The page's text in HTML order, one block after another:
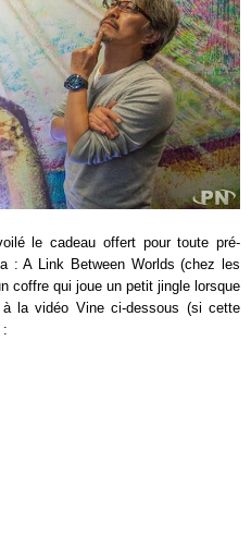
le cadeau offert pour toute pré-
: A Link Between Worlds (chez les
coffre qui joue un petit jingle lorsque
la vidéo Vine ci-dessous (si cette
: